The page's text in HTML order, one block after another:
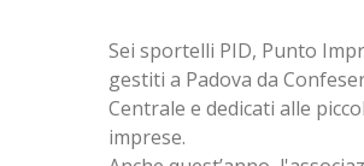
Sei sportelli PID, Punto
gestiti a Padova da
Centrale e dedicati alle
imprese.